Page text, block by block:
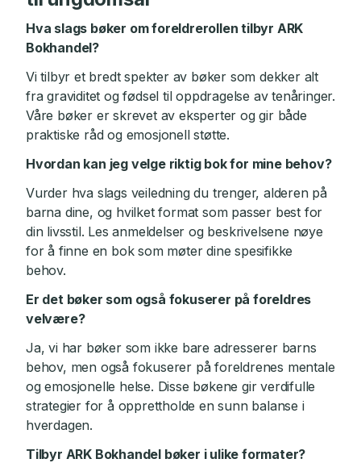
Hva slags bøker om foreldrerollen tilbyr ARK
Bokhandel?
Vi tilbyr et bredt spekter av bøker som dekker alt
fra graviditet og fødsel til oppdragelse av tenåringer.
Våre bøker er skrevet av eksperter og gir både
praktiske råd og emosjonell støtte.
Hvordan kan jeg velge riktig bok for mine behov?
Vurder hva slags veiledning du trenger, alderen på
barna dine, og hvilket format som passer best for
din livsstil. Les anmeldelser og beskrivelsene nøye
for å finne en bok som møter dine spesifikke
behov.
Er det bøker som også fokuserer på foreldres
velvære?
Ja, vi har bøker som ikke bare adresserer barns
behov, men også fokuserer på foreldrenes mentale
og emosjonelle helse. Disse bøkene gir verdifulle
strategier for å opprettholde en sunn balanse i
hverdagen.
Tilbyr ARK Bokhandel bøker i ulike formater?